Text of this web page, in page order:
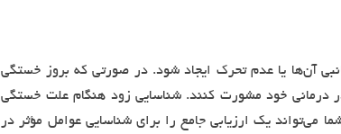
آن‌ها یا عدم تحرک ایجاد شود. در صورتی که بروز خستگی
درمانی خود مشورت کنند. شناسایی زود هنگام علت خستگی
می‌تواند یک ارزیابی جامع را برای شناسایی عوامل مؤثر در